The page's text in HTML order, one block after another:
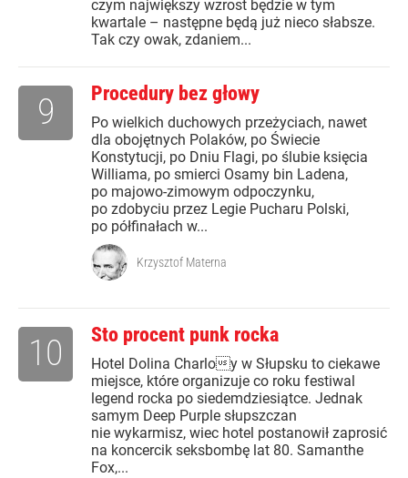
czym największy wzrost będzie w tym
kwartale – następne będą już nieco słabsze.
Tak czy owak, zdaniem...
Procedury bez głowy
Po wielkich duchowych przeżyciach, nawet
dla obojętnych Polaków, po Świecie
Konstytucji, po Dniu Flagi, po ślubie księcia
Williama, po smierci Osamy bin Ladena,
po majowo-zimowym odpoczynku,
po zdobyciu przez Legie Pucharu Polski,
po półfinałach w...
9
Krzysztof Materna
Sto procent punk rocka
Hotel Dolina Charloy w Słupsku to ciekawe
miejsce, które organizuje co roku festiwal
legend rocka po siedemdziesiątce. Jednak
samym Deep Purple słupszczan
nie wykarmisz, wiec hotel postanowił zaprosić
na koncercik seksbombę lat 80. Samanthe
Fox,...
10